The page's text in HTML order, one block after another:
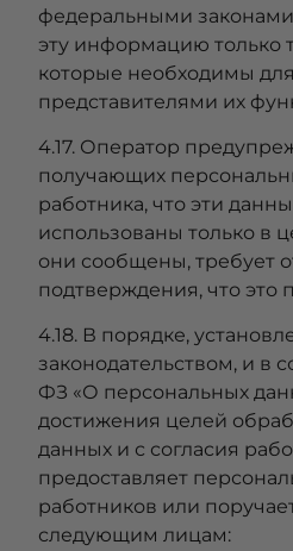
федеральными
эту информацию только
которые необходимы
представителями их
4.17. Оператор
получающих
работника, что эти
использованы только в
они сообщены, требует
подтверждения, что это
4.18. В порядке,
законодательством, и в
ФЗ «О персональных
достижения целей
данных и с согласия
предоставляет
работников или
следующим лицам: